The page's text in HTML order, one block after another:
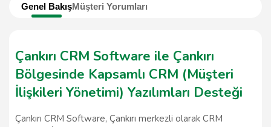
Genel BakışMüşteri Yorumları
Çankırı CRM Software ile Çankırı
Bölgesinde Kapsamlı CRM (Müşteri
İlişkileri Yönetimi) Yazılımları Desteği
Çankırı CRM Software, Çankırı merkezli olarak CRM